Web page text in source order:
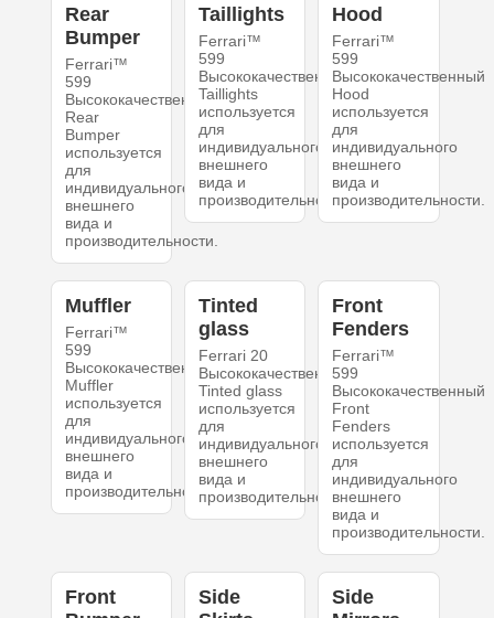
Rear
Bumper
Ferrari™
599
Высококачественный
Rear
Bumper
используется
для
индивидуального
внешнего
вида и
производительности.
Taillights
Ferrari™
599
Высококачественный
Taillights
используется
для
индивидуального
внешнего
вида и
производительности.
Hood
Ferrari™
599
Высококачественный
Hood
используется
для
индивидуального
внешнего
вида и
производительности.
Muffler
Ferrari™
599
Высококачественный
Muffler
используется
для
индивидуального
внешнего
вида и
производительности.
Tinted
glass
Ferrari 20
Высококачественный
Tinted glass
используется
для
индивидуального
внешнего
вида и
производительности.
Front
Fenders
Ferrari™
599
Высококачественный
Front
Fenders
используется
для
индивидуального
внешнего
вида и
производительности.
Front
Side
Side